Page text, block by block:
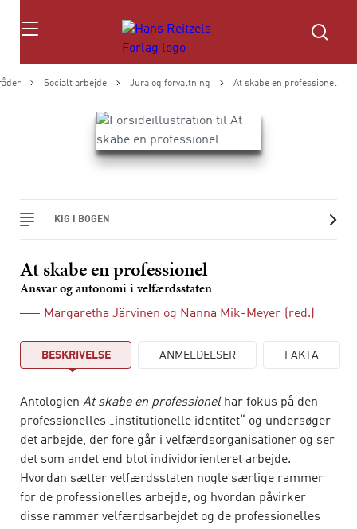
Søg
Socialt arbejde Jura og forvaltning At skabe en professionel
KIG I BOGEN
At skabe en professionel
Ansvar og autonomi i velfærdsstaten
Margaretha Järvinen og Nanna Mik-Meyer (red.)
BESKRIVELSE ANMELDELSER FAKTA
Antologien At skabe en professionel har fokus på den
professionelles „institutionelle identitet“ og undersøger
det arbejde, der fore går i velfærdsorganisationer og ser
det som andet end blot individorienteret arbejde.
Hvordan sætter velfærdsstaten nogle særlige rammer
for de professionelles arbejde, og hvordan påvirker
disse rammer velfærdsarbejdet og de professionelles